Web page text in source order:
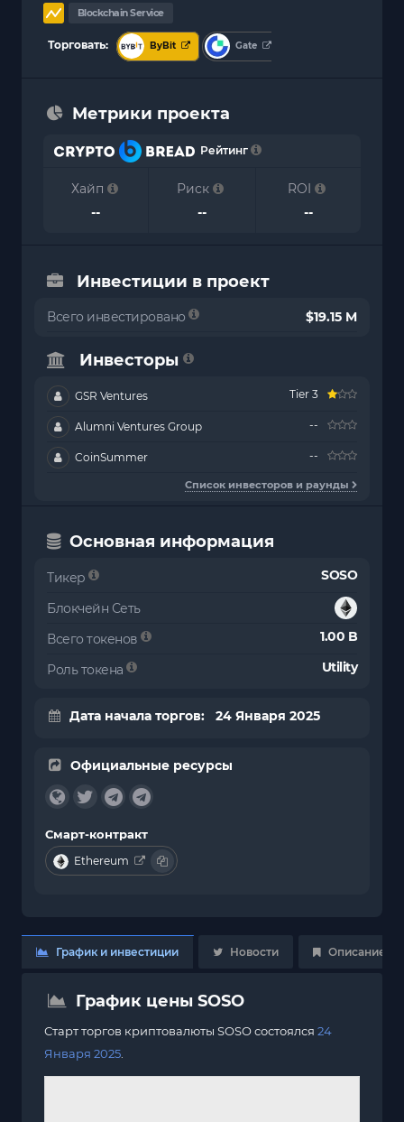
Blockchain Service
Торговать: ByBit Gate
Метрики проекта
Рейтинг
Хайп
--
Риск
--
ROI
--
Инвестиции в проект
Всего инвестировано $19.15 M
Инвесторы
GSR Ventures Tier 3
Alumni Ventures Group --
CoinSummer --
Список инвесторов и раунды
Основная информация
Тикер SOSO
Блокчейн Сеть
Всего токенов
1.00 B
Роль токена Utility
Дата начала торгов: 24 Января 2025
Официальные ресурсы
Смарт-контракт
Ethereum
График и инвестиции Новости Описание
График цены SOSO
Старт торгов криптовалюты SOSO состоялся 24
Января 2025.